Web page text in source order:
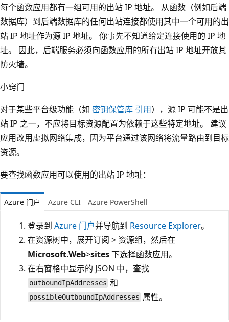
每个函数应用都有一组可用的出站 IP 地址。 从函数（例如后端
数据库）到后端数据库的任何出站连接都使用其中一个可用的出
站 IP 地址作为源 IP 地址。 你事先不知道给定连接使用的 IP 地
址。 因此，后端服务必须向函数应用的所有出站 IP 地址开放其
防火墙。
小窍门
对于某些平台级功能（如 密钥保管库 引用），源 IP 可能不是出
站 IP 之一，不应将目标资源配置为依赖于这些特定地址。 建议
应用改用虚拟网络集成，因为平台通过该网络将流量路由到目标
资源。
要查找函数应用可以使用的出站 IP 地址：
Azure 门户 Azure CLI Azure PowerShell
登录到 Azure 门户并导航到 Resource Explorer。
在资源树中，展开订阅 > 资源组，然后在
Microsoft.Web>sites下选择函数应用。
在右窗格中显示的 JSON 中，查找
outboundIpAddresses 和
possibleOutboundIpAddresses 属性。